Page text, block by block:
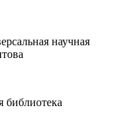
научная
библиотека